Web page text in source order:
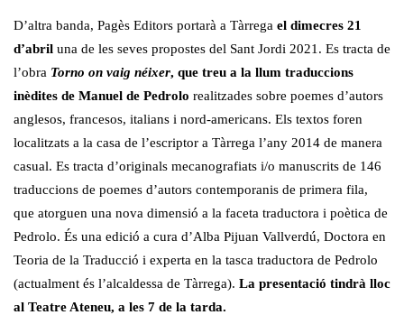
D’altra banda, Pagès Editors portarà a Tàrrega el dimecres 21
d’abril una de les seves propostes del Sant Jordi 2021. Es tracta de
l’obra Torno on vaig néixer, que treu a la llum traduccions
inèdites de Manuel de Pedrolo realitzades sobre poemes d’autors
anglesos, francesos, italians i nord-americans. Els textos foren
localitzats a la casa de l’escriptor a Tàrrega l’any 2014 de manera
casual. Es tracta d’originals mecanografiats i/o manuscrits de 146
traduccions de poemes d’autors contemporanis de primera fila,
que atorguen una nova dimensió a la faceta traductora i poètica de
Pedrolo. És una edició a cura d’Alba Pijuan Vallverdú, Doctora en
Teoria de la Traducció i experta en la tasca traductora de Pedrolo
(actualment és l’alcaldessa de Tàrrega). La presentació tindrà lloc
al Teatre Ateneu, a les 7 de la tarda.